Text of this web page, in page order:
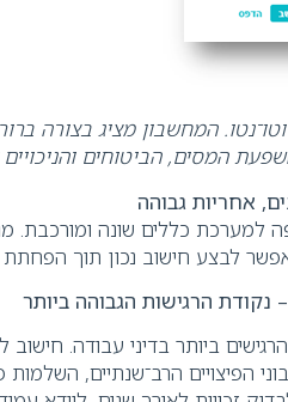
. המחשבון מציג בצורה
המסים, הביטוחים
אחריות גבוהה
למערכת כללים שונה ומורכבת.
לבצע חישוב נכון תוך הפחתת
– נקודת הרגישות הגבוהה ביותר
ביותר בדיני עבודה.
הפיצויים הרב־שנתיים, השלמות